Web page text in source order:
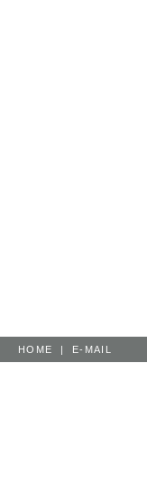
HOME | E-MAIL